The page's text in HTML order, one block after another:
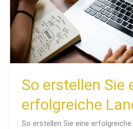
So erstellen Sie
erfolgreiche
So erstellen Sie eine erfolgreiche